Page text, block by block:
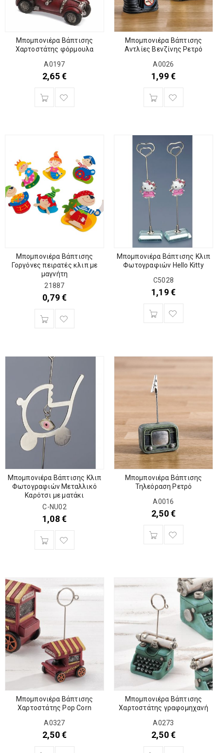
Μπομπονιέρα Βάπτισης
Χαρτοστάτης φόρμουλα
Α0197
2,65€
Μπομπονιέρα Βάπτισης
Αντλίες Βενζίνης Ρετρό
A0026
1,99€
Μπομπονιέρα Βάπτισης
Γοργόνες πειρατές κλιπ με
μαγνήτη
21887
0,79€
Μπομπονιέρα Βάπτισης Κλιπ
Φωτογραφιών Hello Kitty
C5028
1,19€
Μπομπονιέρα Βάπτισης Κλιπ
Φωτογραφιών Μεταλλικό
Καρότσι με ματάκι
C-NU02
1,08€
Μπομπονιέρα Βάπτισης
Τηλεόραση Ρετρό
A0016
2,50€
Μπομπονιέρα Βάπτισης
Χαρτοστάτης Pop Corn
Α0327
2,50€
Μπομπονιέρα Βάπτισης
Χαρτοστάτης γραφομηχανή
Α0273
2,50€